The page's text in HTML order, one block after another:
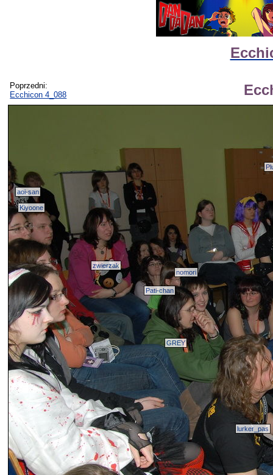
Poprzedni:
Ecchicon 4_088
aoi-san
GREY
Kiyoone
lurker_pas
nomori
Pati-chan
zwierzak